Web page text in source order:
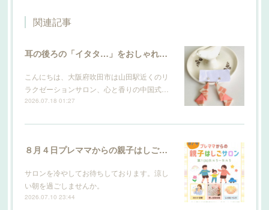
関連記事
耳の後ろの「イタタ…」をおしゃれにケア。サロン発のこだわり輪郭ピアスができました
こんにちは、大阪府吹田市は山田駅近くのリ
ラクゼーションサロン、心と香りの中国式…
2026.07.18 01:27
８月４日プレママからの親子はしごサロン
サロンを冷やしてお待ちしております。涼し
い朝を過ごしませんか。
2026.07.10 23:44